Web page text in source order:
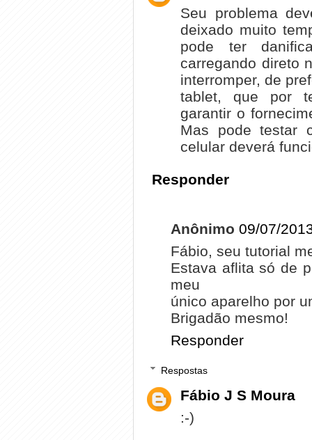
Seu problema
deixado muito
pode ter
carregando direto
interromper, de
tablet, que por
garantir o
Mas pode testar
celular deverá
Responder
Anônimo 09/07/
Fábio, seu tutorial
Estava aflita só de
meu
único aparelho por
Brigadão mesmo!
Responder
Respostas
Fábio J S Moura
:-)